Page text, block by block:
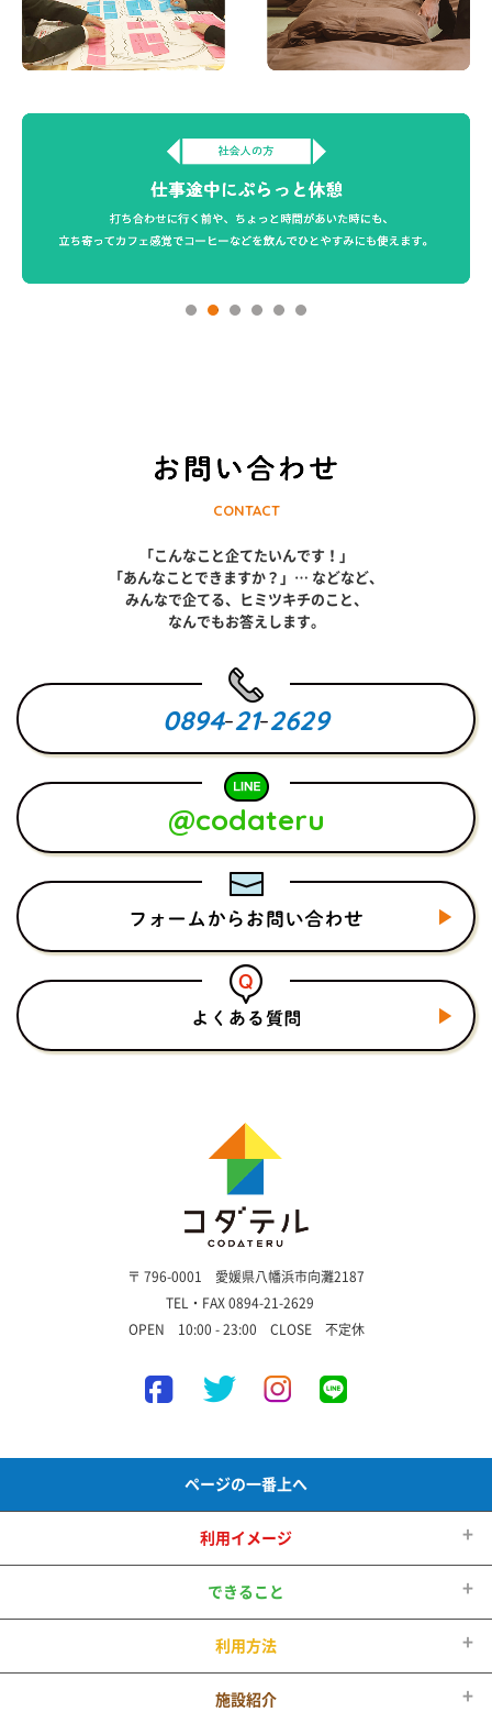
CONTACT
「こんなこと企てたいんです！」
「あんなことできますか？」… などなど、
みんなで企てる、ヒミツキチのこと、
なんでもお答えします。
0894-21-2629
@codateru
〒 796-0001 愛媛県八幡浜市向灘2187
TEL・FAX 0894-21-2629
OPEN 10:00 - 23:00 CLOSE 不定休
ページの一番上へ
利用イメージ
できること
利用方法
施設紹介